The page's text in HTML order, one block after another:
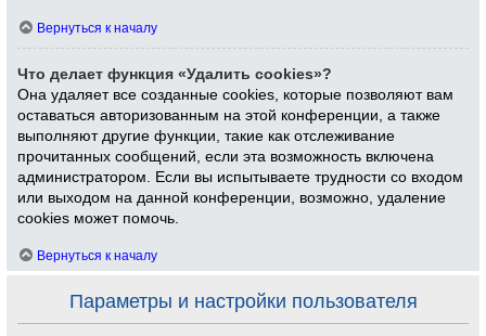
Вернуться к началу
Что делает функция «Удалить cookies»?
Она удаляет все созданные cookies, которые позволяют вам
оставаться авторизованным на этой конференции, а также
выполняют другие функции, такие как отслеживание
прочитанных сообщений, если эта возможность включена
администратором. Если вы испытываете трудности со входом
или выходом на данной конференции, возможно, удаление
cookies может помочь.
Вернуться к началу
Параметры и настройки пользователя